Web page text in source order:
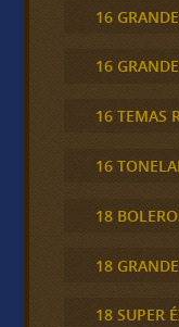
16
16
16 TEMAS
16
18
18
18 SUPER